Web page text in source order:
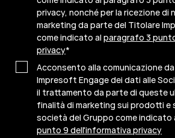
privacy, nonché per la ricezione di
marketing da parte del Titolare
come indicato al paragrafo 3
privacy*
Acconsento alla comunicazione
Impresoft Engage dei dati alle
il trattamento da parte di queste
finalità di marketing sui prodotti e
società del Gruppo come indicato
punto 9 dell'informativa privacy